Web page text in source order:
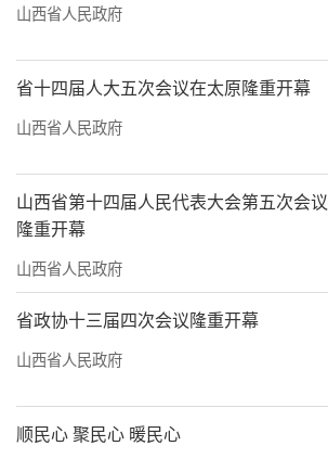
山西省人民政府
省十四届人大五次会议在太原隆重开幕
山西省人民政府
山西省第十四届人民代表大会第五次会议
隆重开幕
山西省人民政府
省政协十三届四次会议隆重开幕
山西省人民政府
顺民心 聚民心 暖民心